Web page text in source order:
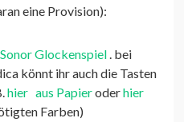
eine Provision):
Sonor Glockenspiel. bei
könnt ihr auch die Tasten
hier aus Papieroderhier
Farben)